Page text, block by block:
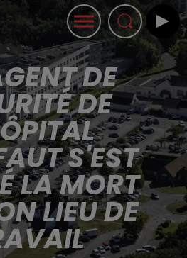
DE
DE
S'EST
LA MORT
LIEU DE